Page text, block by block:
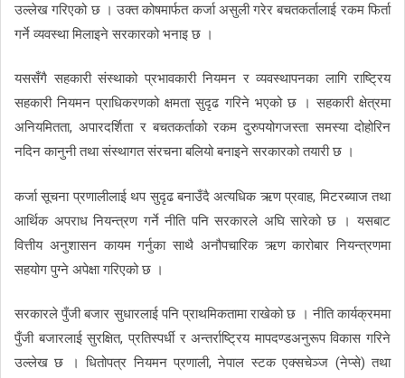
उल्लेख गरिएको छ । उक्त कोषमार्फत कर्जा असुली गरेर बचतकर्तालाई रकम फिर्ता
गर्ने व्यवस्था मिलाइने सरकारको भनाइ छ ।
यससँगै सहकारी संस्थाको प्रभावकारी नियमन र व्यवस्थापनका लागि राष्ट्रिय
सहकारी नियमन प्राधिकरणको क्षमता सुदृढ गरिने भएको छ । सहकारी क्षेत्रमा
अनियमितता, अपारदर्शिता र बचतकर्ताको रकम दुरुपयोगजस्ता समस्या दोहोरिन
नदिन कानुनी तथा संस्थागत संरचना बलियो बनाइने सरकारको तयारी छ ।
कर्जा सूचना प्रणालीलाई थप सुदृढ बनाउँदै अत्यधिक ऋण प्रवाह, मिटरब्याज तथा
आर्थिक अपराध नियन्त्रण गर्ने नीति पनि सरकारले अघि सारेको छ । यसबाट
वित्तीय अनुशासन कायम गर्नुका साथै अनौपचारिक ऋण कारोबार नियन्त्रणमा
सहयोग पुग्ने अपेक्षा गरिएको छ ।
सरकारले पुँजी बजार सुधारलाई पनि प्राथमिकतामा राखेको छ । नीति कार्यक्रममा
पुँजी बजारलाई सुरक्षित, प्रतिस्पर्धी र अन्तर्राष्ट्रिय मापदण्डअनुरूप विकास गरिने
उल्लेख छ । धितोपत्र नियमन प्रणाली, नेपाल स्टक एक्सचेञ्ज (नेप्से) तथा